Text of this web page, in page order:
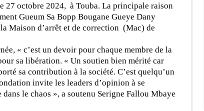
27 octobre 2024, à Touba. La principale raison
Gueum Sa Bopp Bougane Gueye Dany
Maison d’arrêt et de correction (Mac) de
« c’est un devoir pour chaque membre de la
sa libération. « Un soutien bien mérité car
sa contribution à la société. C’est quelqu’un
invite les leaders d’opinion à se
le chaos », a soutenu Serigne Fallou Mbaye